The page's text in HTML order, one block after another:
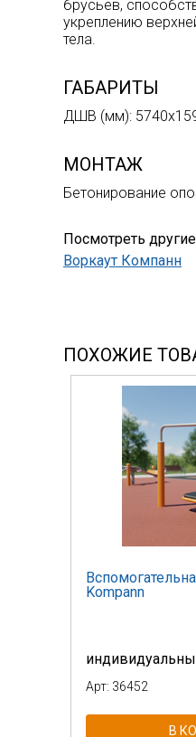
брусьев,
укреплению
тела.
ГАБАРИТЫ
ДШВ (мм):
МОНТАЖ
Бетонирование
Посмотреть
Воркаут Компанн
ПОХОЖИЕ
Kompann
Арт: 36452
В